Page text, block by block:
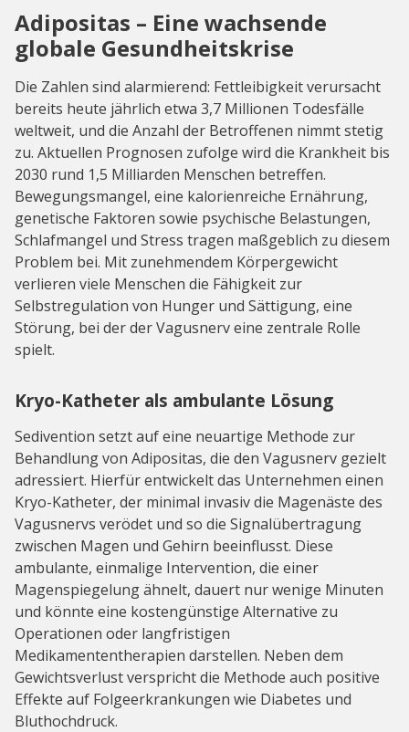
Adipositas – Eine wachsende
globale Gesundheitskrise
Die Zahlen sind alarmierend: Fettleibigkeit verursacht
bereits heute jährlich etwa 3,7 Millionen Todesfälle
weltweit, und die Anzahl der Betroffenen nimmt stetig
zu. Aktuellen Prognosen zufolge wird die Krankheit bis
2030 rund 1,5 Milliarden Menschen betreffen.
Bewegungsmangel, eine kalorienreiche Ernährung,
genetische Faktoren sowie psychische Belastungen,
Schlafmangel und Stress tragen maßgeblich zu diesem
Problem bei. Mit zunehmendem Körpergewicht
verlieren viele Menschen die Fähigkeit zur
Selbstregulation von Hunger und Sättigung, eine
Störung, bei der der Vagusnerv eine zentrale Rolle
spielt.
Kryo-Katheter als ambulante Lösung
Sedivention setzt auf eine neuartige Methode zur
Behandlung von Adipositas, die den Vagusnerv gezielt
adressiert. Hierfür entwickelt das Unternehmen einen
Kryo-Katheter, der minimal invasiv die Magenäste des
Vagusnervs verödet und so die Signalübertragung
zwischen Magen und Gehirn beeinflusst. Diese
ambulante, einmalige Intervention, die einer
Magenspiegelung ähnelt, dauert nur wenige Minuten
und könnte eine kostengünstige Alternative zu
Operationen oder langfristigen
Medikamententherapien darstellen. Neben dem
Gewichtsverlust verspricht die Methode auch positive
Effekte auf Folgeerkrankungen wie Diabetes und
Bluthochdruck.